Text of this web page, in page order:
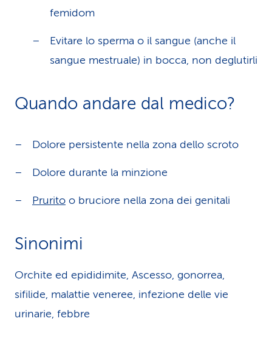
femidom
Evitare lo sperma o il sangue (anche il
sangue mestruale) in bocca, non deglutirli
Quando andare dal medico?
Dolore persistente nella zona dello scroto
Dolore durante la minzione
Prurito o bruciore nella zona dei genitali
Sinonimi
Orchite ed epididimite, Ascesso, gonorrea,
sifilide, malattie veneree, infezione delle vie
urinarie, febbre